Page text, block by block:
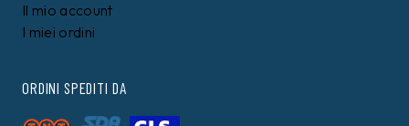
Il mio account
I miei ordini
ORDINI SPEDITI DA